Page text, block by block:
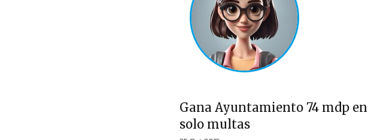
Gana Ayuntamiento 74 mdp en
solo multas